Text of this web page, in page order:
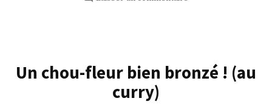
!
Un chou-fleur bien bronzé ! (au
curry)